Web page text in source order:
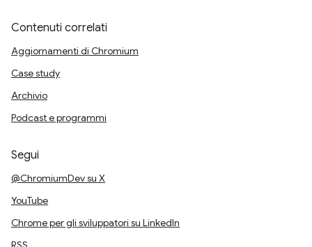
Contenuti correlati
Aggiornamenti di Chromium
Case study
Archivio
Podcast e programmi
Segui
@ChromiumDev su X
YouTube
Chrome per gli sviluppatori su LinkedIn